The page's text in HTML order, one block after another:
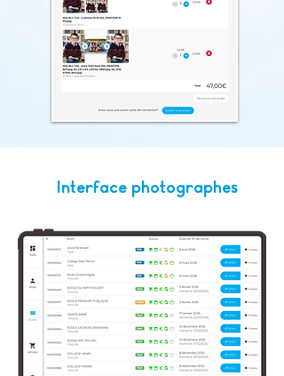
Interface photographes